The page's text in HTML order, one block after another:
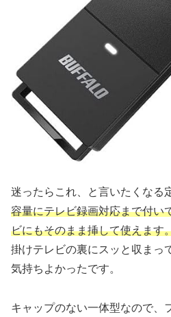
迷ったらこれ、と言いたくなる
容量にテレビ録画対応まで付い
ビにもそのまま挿して使えます
掛けテレビの裏にスッと収まっ
気持ちよかったです。
キャップのない一体型なので、